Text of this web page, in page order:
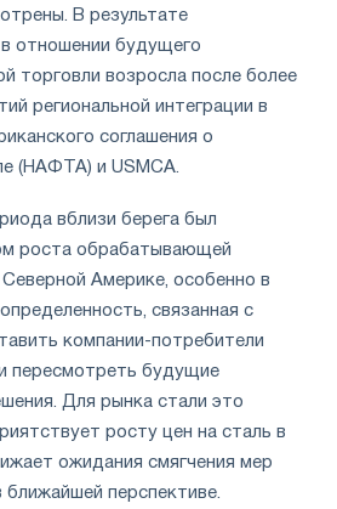
В результате
отношении будущего
торговли возросла после более
региональной интеграции в
соглашения о
(НАФТА) и USMCA.
вблизи берега был
роста обрабатывающей
Америке, особенно в
связанная с
компании-потребители
пересмотреть будущие
Для рынка стали это
росту цен на сталь в
ожидания смягчения мер
перспективе.